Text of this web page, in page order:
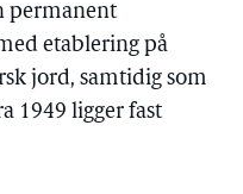
permanent
etablering på
jord, samtidig som
1949 ligger fast